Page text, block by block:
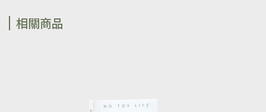
相關商品